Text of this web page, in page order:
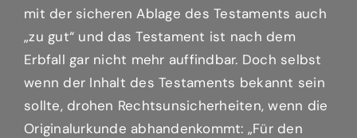
mit der sicheren Ablage des Testaments auch
„zu gut“ und das Testament ist nach dem
Erbfall gar nicht mehr auffindbar. Doch selbst
wenn der Inhalt des Testaments bekannt sein
sollte, drohen Rechtsunsicherheiten, wenn die
Originalurkunde abhandenkommt: „Für den